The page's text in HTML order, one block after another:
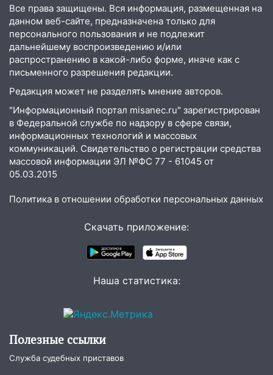
временно отключили холодную воду
10:14 В Ульяновске двоих участников
коррупционной схемы при ЦГКБ
отправили в колонию на 7 и 8 лет
09:52 Ночью беспилотники сбили над
соседними Татарстаном и Саратовской
областью
09:41 Диана Шурыгина уверовала в
Бога в СИЗО
09:35
В Ульяновске директора фирмы
будут судить за неуплату налогов на 48
велосипедистку: пострадали двое
Жара возвращается: ожидается
знойный и сухой четверг
Под Ульяновском при развороте
иномарки
05:00 «Каждая пятая женщина и каждый
второй мужчина в мире сталкиваются с
алопецией»: врач рассказал, чем может
Все права защищены. Вся информация, размещенная на
данном веб-сайте, предназначена только для
персонального пользования и не подлежит
дальнейшему воспроизведению и/или
распространению в какой-либо форме, иначе как с
письменного разрешения редакции.
Редакция может не разделять мнение авторов.
"Информационный портал misanec.ru" зарегистрирован
в Федеральной службе по надзору в сфере связи,
информационных технологий и массовых
коммуникаций. Свидетельство о регистрации средства
массовой информации ЭЛ №ФС 77 - 61045 от
05.03.2015
Политика в отношении обработки персональных данных
Скачать приложение:
Наша статистика:
Полезные ссылки
Служба судебных приставов